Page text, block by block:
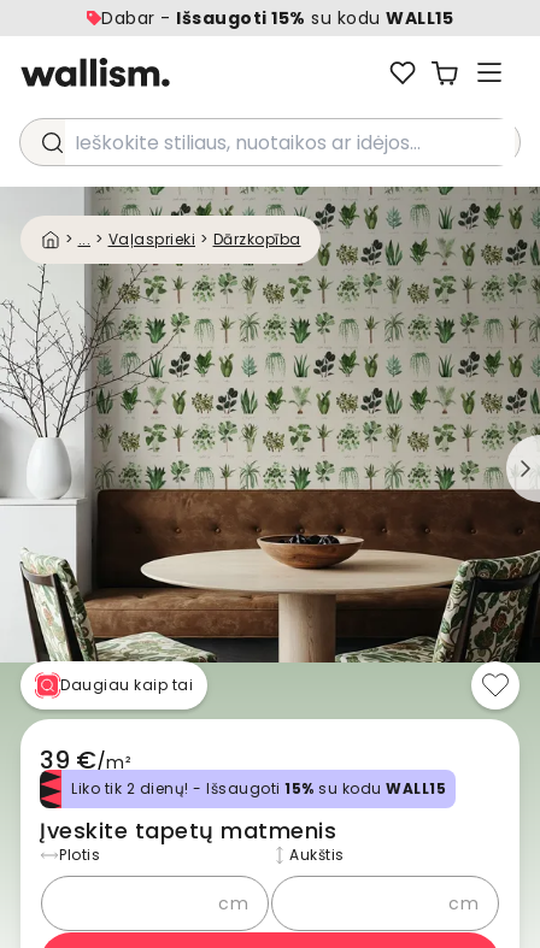
Dabar - Išsaugoti 15% su kodu WALL15
Ieškokite stiliaus, nuotaikos ar idėjos...
> ... > Vaļasprieki > Dārzkopība
Daugiau kaip tai
39 €/m²
Liko tik 2 dienų! - Išsaugoti 15% su kodu WALL15
Įveskite tapetų matmenis
Plotis
cm
Aukštis
cm